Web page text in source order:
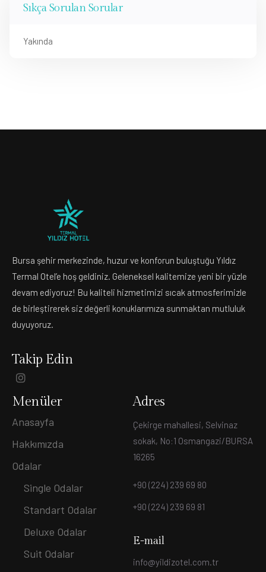
Sıkça Sorulan Sorular
Yakında
Bursa şehir merkezinde, huzur ve konforun buluştuğu Yıldız
Termal Otel’e hoş geldiniz. Geleneksel kalitemize yeni bir yüzle
devam ediyoruz! Bu kaliteli hizmetimizi sıcak atmosferimizle
de birleştirerek siz değerli konuklarımıza sunmaktan mutluluk
duyuyoruz.
Takip Edin
Menüler
Anasayfa
Hakkımızda
Odalar
Single Odalar
Standart Odalar
Deluxe Odalar
Suit Odalar
Adres
Çekirge mahallesi, Selvinaz
sokak, No:1 Osmangazi/BURSA
16265
+90 (224) 239 69 80
+90 (224) 239 69 81
E-mail
info@yildizotel.com.tr